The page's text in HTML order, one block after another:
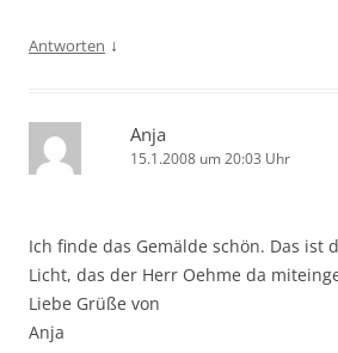
Antworten ↓
Anja
15.1.2008 um 20:03 Uhr
Ich finde das Gemälde schön. Das ist
Licht, das der Herr Oehme da
Liebe Grüße von
Anja